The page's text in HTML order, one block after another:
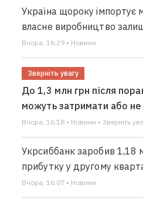
Україна щороку імпортує
власне виробництво
Вчора, 16:29 • Новини
Зверніть увагу
До 1,3 млн грн після
можуть затримати або не
Вчора, 16:18 • Новини • Зверніть
Укрсиббанк заробив 1,18
прибутку у другому
Вчора, 16:07 • Новини